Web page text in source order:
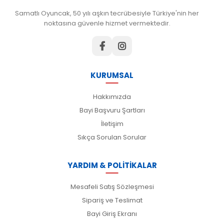
Samatlı Oyuncak, 50 yılı aşkın tecrübesiyle Türkiye'nin her
noktasına güvenle hizmet vermektedir.
KURUMSAL
Hakkımızda
Bayi Başvuru Şartları
İletişim
Sıkça Sorulan Sorular
YARDIM & POLİTİKALAR
Mesafeli Satış Sözleşmesi
Sipariş ve Teslimat
Bayi Giriş Ekranı